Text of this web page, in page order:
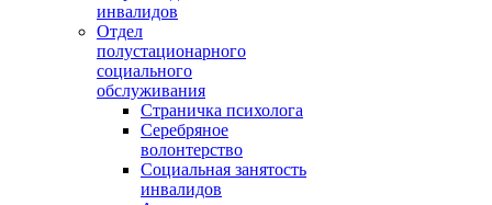
инвалидов
Отдел
полустационарного
социального
обслуживания
Страничка психолога
Серебряное
волонтерство
Социальная занятость
инвалидов